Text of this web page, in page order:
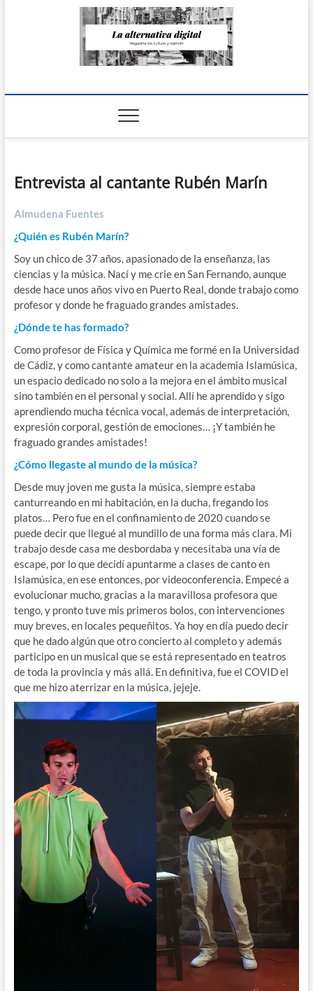
La Alternativa
Entrevista al cantante Rubén Marín
Almudena Fuentes
¿Quién es Rubén Marín?
Soy un chico de 37 años, apasionado de la enseñanza, las
ciencias y la música. Nací y me crie en San Fernando, aunque
desde hace unos años vivo en Puerto Real, donde trabajo como
profesor y donde he fraguado grandes amistades.
¿Dónde te has formado?
Como profesor de Física y Química me formé en la Universidad
de Cádiz, y como cantante amateur en la academia Islamúsica,
un espacio dedicado no solo a la mejora en el ámbito musical
sino también en el personal y social. Allí he aprendido y sigo
aprendiendo mucha técnica vocal, además de interpretación,
expresión corporal, gestión de emociones… ¡Y también he
fraguado grandes amistades!
¿Cómo llegaste al mundo de la música?
Desde muy joven me gusta la música, siempre estaba
canturreando en mi habitación, en la ducha, fregando los
platos… Pero fue en el confinamiento de 2020 cuando se
puede decir que llegué al mundillo de una forma más clara. Mi
trabajo desde casa me desbordaba y necesitaba una vía de
escape, por lo que decidí apuntarme a clases de canto en
Islamúsica, en ese entonces, por videoconferencia. Empecé a
evolucionar mucho, gracias a la maravillosa profesora que
tengo, y pronto tuve mis primeros bolos, con intervenciones
muy breves, en locales pequeñitos. Ya hoy en día puedo decir
que he dado algún que otro concierto al completo y además
participo en un musical que se está representado en teatros
de toda la provincia y más allá. En definitiva, fue el COVID el
que me hizo aterrizar en la música, jejeje.